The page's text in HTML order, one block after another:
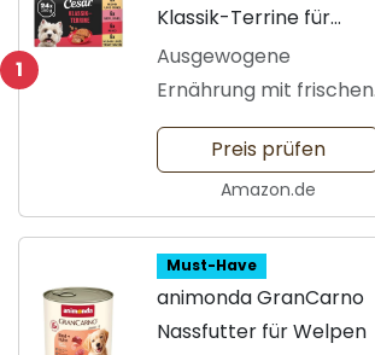
1
Klassik-Terrine für
Hunde
Ausgewogene
Ernährung mit frischen
Zutaten
Preis prüfen
Amazon.de
Must-Have
animonda GranCarno
Nassfutter für Welpen